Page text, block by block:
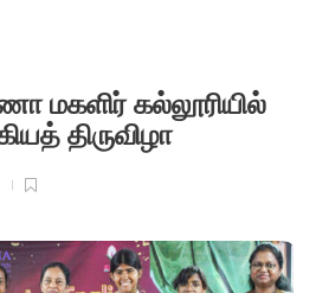
மகளிர் கல்லூரியில்
திருவிழா